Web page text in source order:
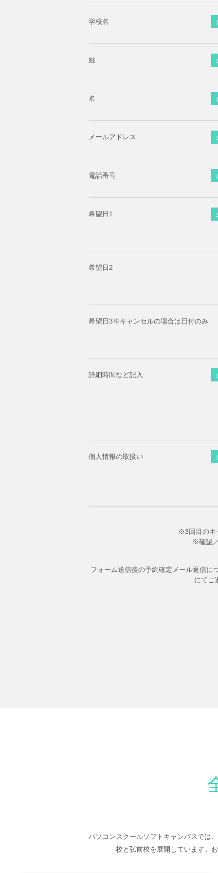
学校名
姓
名
メールアドレス
電話番号
希望日1
希望日2
希望日3※キャンセルの場合は日付のみ
詳細時間など記入
個人情報の取扱い
※3回目のキ
※確認
フォーム送信後の予約確定メール返信に
にてご
パソコンスクールソフトキャンパスでは
校と弘前校を展開しています。